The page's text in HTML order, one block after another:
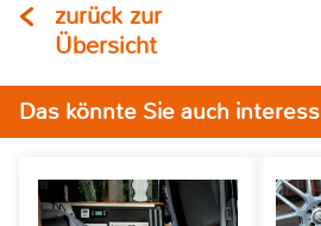
zurück zur
Übersicht
Das könnte Sie auch